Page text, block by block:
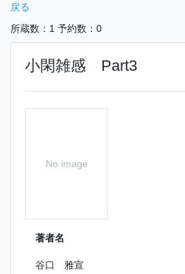
戻る
所蔵数：1 予約数：0
小閑雑感 Part3
No image
著者名
谷口 雅宣